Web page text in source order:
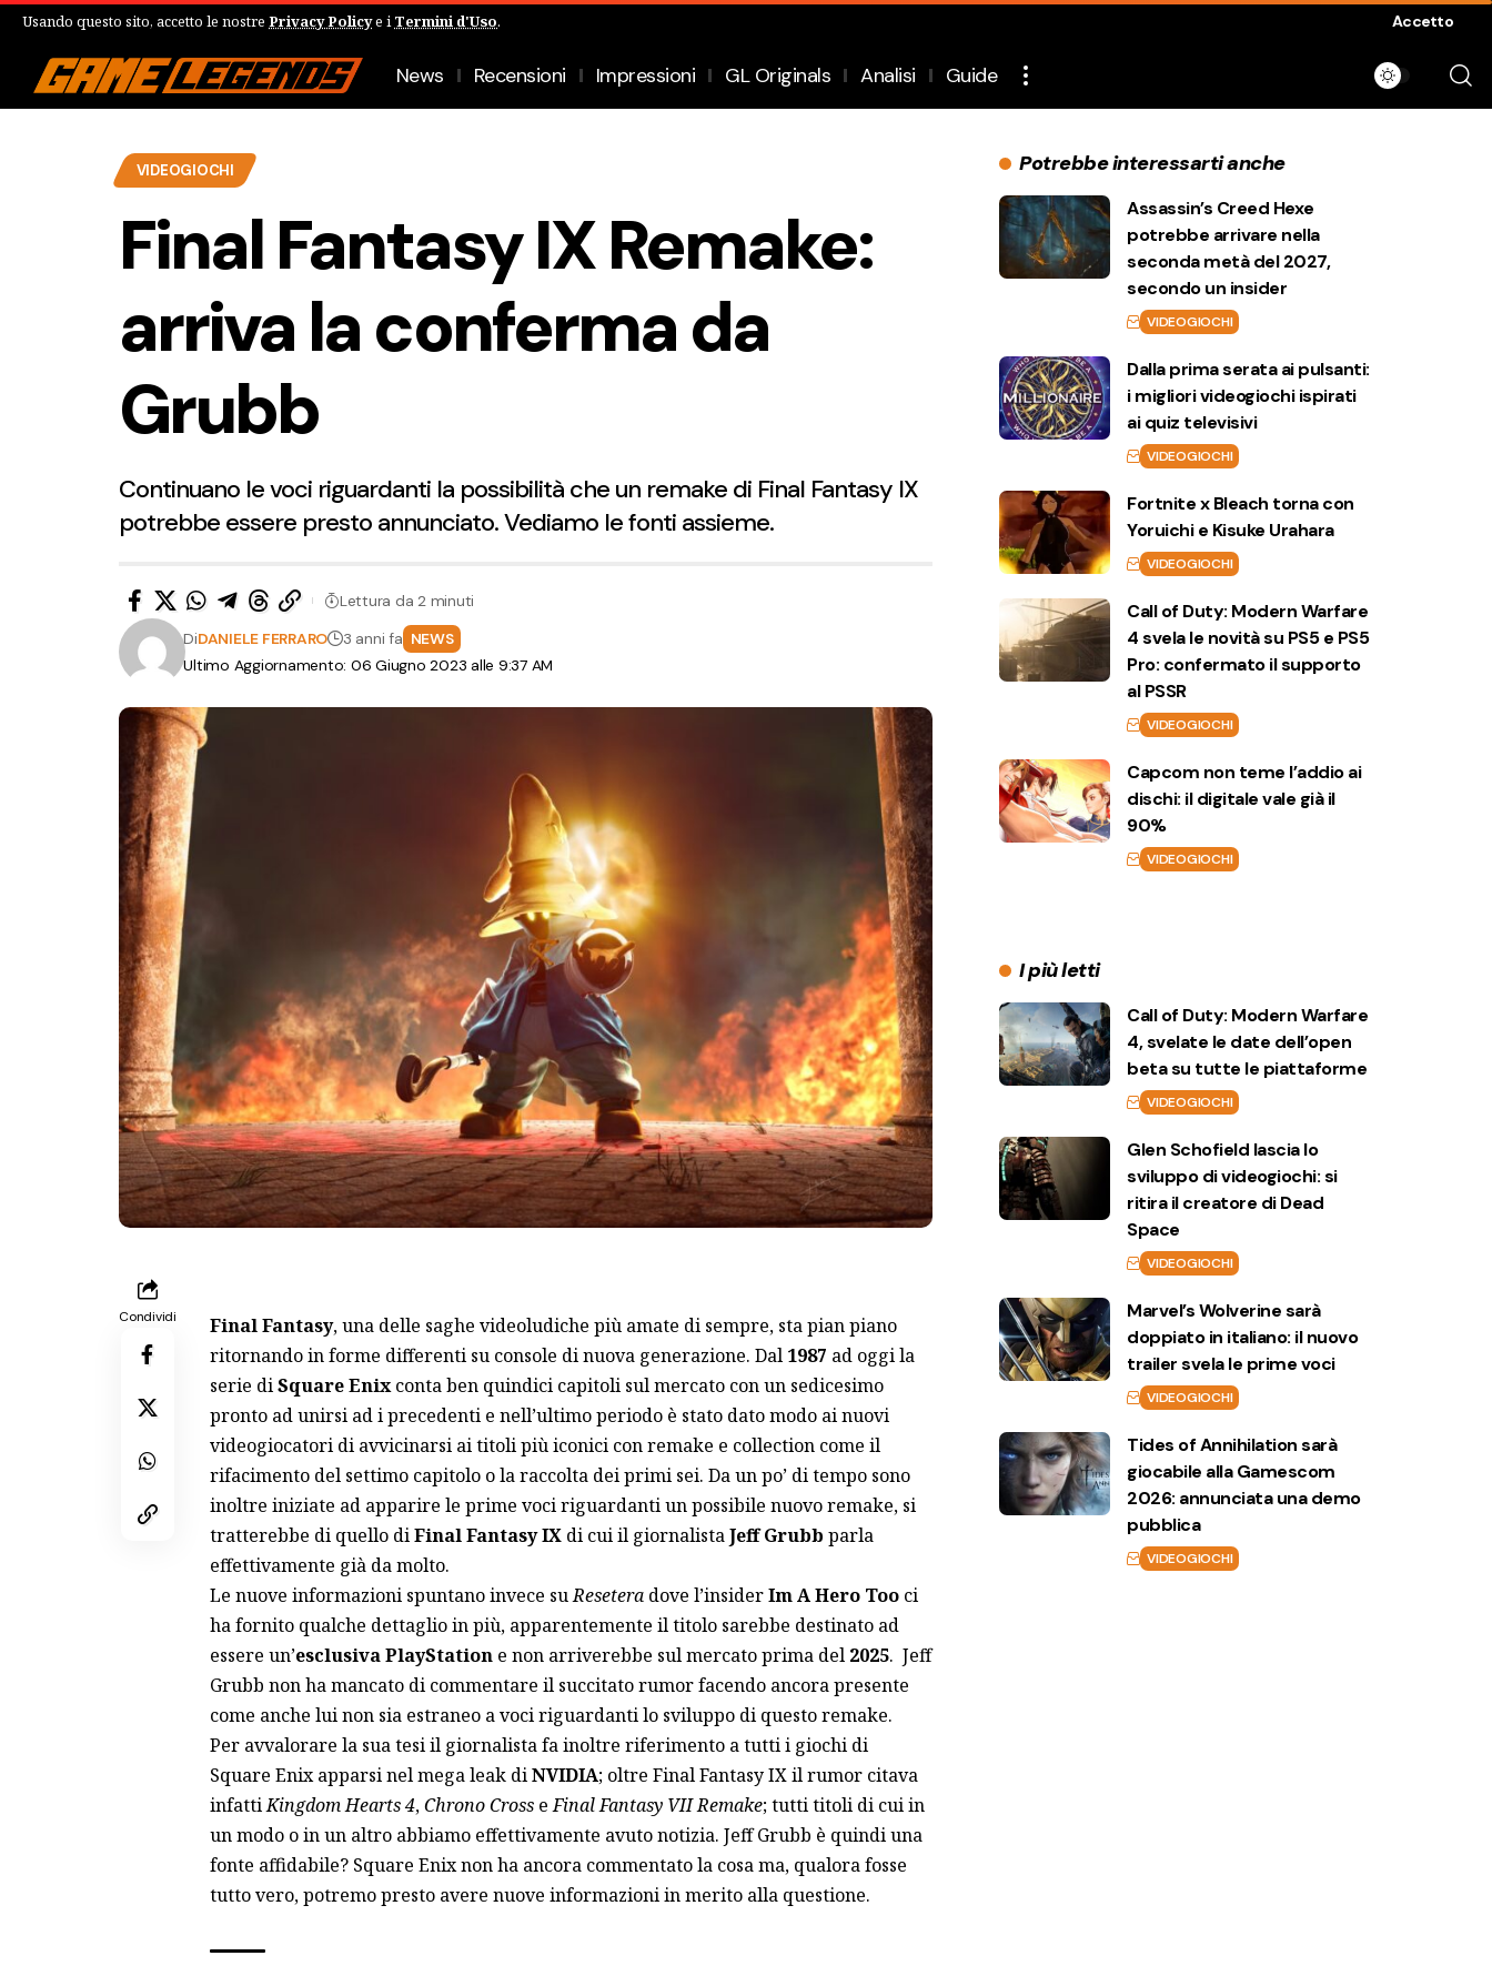
Usando questo sito, accetto le nostre Privacy Policye i Termini d'Uso. Accetto
News Recensioni Impressioni GL Originals Analisi Guide
VIDEOGIOCHI
Final Fantasy IX Remake:
arriva la conferma da
Grubb
Continuano le voci riguardanti la possibilità che un remake di Final Fantasy IX
potrebbe essere presto annunciato. Vediamo le fonti assieme.
Ultimo Aggiornamento: 06 Giugno 2023 alle 9:37 AM
DiDANIELE FERRARO 3 anni fa NEWS
Lettura da 2 minuti
Condividi Final Fantasy, una delle saghe videoludiche più amate di sempre, sta pian piano
ritornando in forme differenti su console di nuova generazione. Dal 1987 ad oggi la
serie diSquare Enixconta ben quindici capitoli sul mercato con un sedicesimo
pronto ad unirsi ad i precedenti e nell’ultimo periodo è stato dato modo ai nuovi
videogiocatori di avvicinarsi ai titoli più iconici con remake e collection come il
rifacimento del settimo capitolo o la raccolta dei primi sei. Da un po’ di tempo sono
inoltre iniziate ad apparire le prime voci riguardanti un possibile nuovo remake, si
tratterebbe di quello diFinal Fantasy IX di cui il giornalistaJeff Grubb parla
effettivamente già da molto.
Le nuove informazioni spuntano invece suReseteradove l’insiderIm A Hero Too ci
ha fornito qualche dettaglio in più, apparentemente il titolo sarebbe destinato ad
essere un’esclusiva PlayStatione non arriverebbe sul mercato prima del 2025. Jeff
Grubb non ha mancato di commentare il succitato rumor facendo ancora presente
come anche lui non sia estraneo a voci riguardanti lo sviluppo di questo remake.
Per avvalorare la sua tesi il giornalista fa inoltre riferimento a tutti i giochi di
Square Enix apparsi nel mega leak diNVIDIA; oltre Final Fantasy IX il rumor citava
infattiKingdom Hearts 4,Chrono CrosseFinal Fantasy VII Remake; tutti titoli di cui in
un modo o in un altro abbiamo effettivamente avuto notizia. Jeff Grubb è quindi una
fonte affidabile? Square Enix non ha ancora commentato la cosa ma, qualora fosse
tutto vero, potremo presto avere nuove informazioni in merito alla questione.
Potrebbe interessarti anche
Assassin’s Creed Hexe
potrebbe arrivare nella
seconda metà del 2027,
secondo un insider
VIDEOGIOCHI
Dalla prima serata ai pulsanti:
i migliori videogiochi ispirati
ai quiz televisivi
VIDEOGIOCHI
Fortnite x Bleach torna con
Yoruichi e Kisuke Urahara
VIDEOGIOCHI
Call of Duty: Modern Warfare
4 svela le novità su PS5 e PS5
Pro: confermato il supporto
al PSSR
VIDEOGIOCHI
Capcom non teme l’addio ai
dischi: il digitale vale già il
90%
VIDEOGIOCHI
I più letti
Call of Duty: Modern Warfare
4, svelate le date dell’open
beta su tutte le piattaforme
VIDEOGIOCHI
Glen Schofield lascia lo
sviluppo di videogiochi: si
ritira il creatore di Dead
Space
VIDEOGIOCHI
Marvel’s Wolverine sarà
doppiato in italiano: il nuovo
trailer svela le prime voci
VIDEOGIOCHI
Tides of Annihilation sarà
giocabile alla Gamescom
2026: annunciata una demo
pubblica
VIDEOGIOCHI